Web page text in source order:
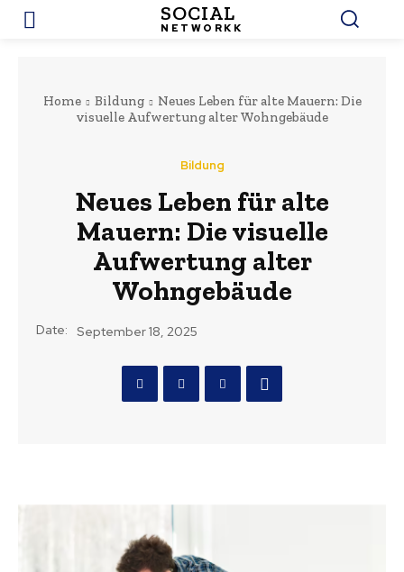
SOCIAL
NETWORKK
Home Bildung
Neues Leben für alte Mauern: Die
visuelle Aufwertung alter Wohngebäude
Bildung
Neues Leben für alte
Mauern: Die visuelle
Aufwertung alter
Wohngebäude
Date: September 18, 2025